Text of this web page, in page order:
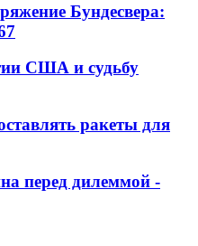
Бундесвера:
США и судьбу
ракеты для
перед дилеммой -